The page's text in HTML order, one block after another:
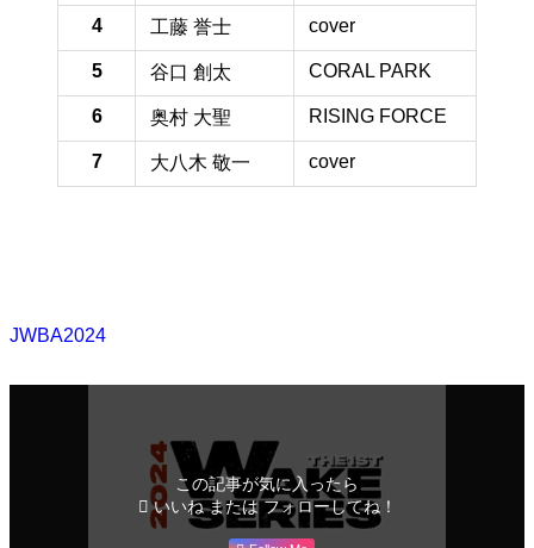
4 工藤 誉士 cover
5 谷口 創太 CORAL PARK
6 奥村 大聖 RISING FORCE
7 大八木 敬一 cover
JWBA2024
この記事が気に入ったら
いいね または フォローしてね！